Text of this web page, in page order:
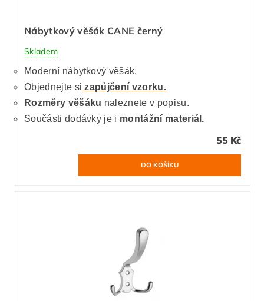
Nábytkový věšák CANE černý
Skladem
Moderní nábytkový věšák.
Objednejte si zapůjčení vzorku.
Rozměry věšáku naleznete v popisu.
Součásti dodávky je i montážní materiál.
55 Kč